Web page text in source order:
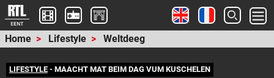
Home Lifestyle Weltdeeg
LIFESTYLE- MAACHT MAT BEIM DAG VUM KUSCHELEN